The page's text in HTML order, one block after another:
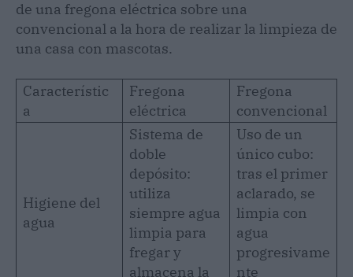
de una fregona eléctrica sobre una
convencional a la hora de realizar la limpieza de
una casa con mascotas.
Característic
a
Fregona
eléctrica
Fregona
convencional
Higiene del
agua
Sistema de
doble
depósito:
utiliza
siempre agua
limpia para
fregar y
almacena la
Uso de un
único cubo:
tras el primer
aclarado, se
limpia con
agua
progresivame
nte